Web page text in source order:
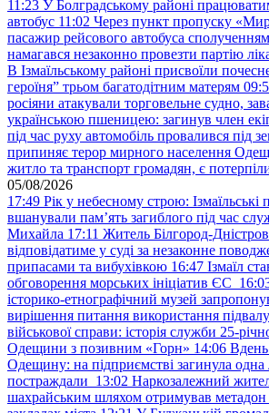
11:23 У Болградському районі
автобус 11:02 Через пункт пропуску
пасажир рейсового автобуса
намагався незаконно провезти партію
В Ізмаїльському районі присвоїли
героїня” трьом багатодітним матерям
росіяни атакували торговельне судно,
українською пшеницею: загинув член
під час руху автомобіль провалився під
припиняє терор мирного населення
житло та транспорт громадян, є
05/08/2026
17:49 Рік у небесному строю: Ізмаїльські
вшанували пам’ять загиблого під час
Михайла 17:11 Житель Білгород-
відповідатиме у суді за незаконне
припасами та вибухівкою 16:47 Ізмаїл
обговорення морських ініціатив ЄС
історико-етнографічний музей
вирішення питання використання підвалу
військової справи: історія служби 25-
Одещини з позивним «Горн» 14:06 Вдень
Одещину: на підприємстві загинула одна
постраждали 13:02 Наркозалежний
шахрайським шляхом отримував